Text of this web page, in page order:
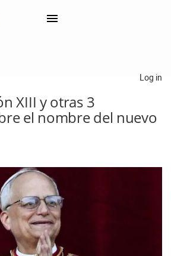
Clascal
Log in
XIII y otras 3
el nombre del nuevo